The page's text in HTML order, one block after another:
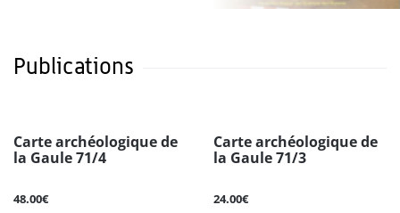
Publications
Carte archéologique de
la Gaule 71/4
48.00€
Carte archéologique de
la Gaule 71/3
24.00€